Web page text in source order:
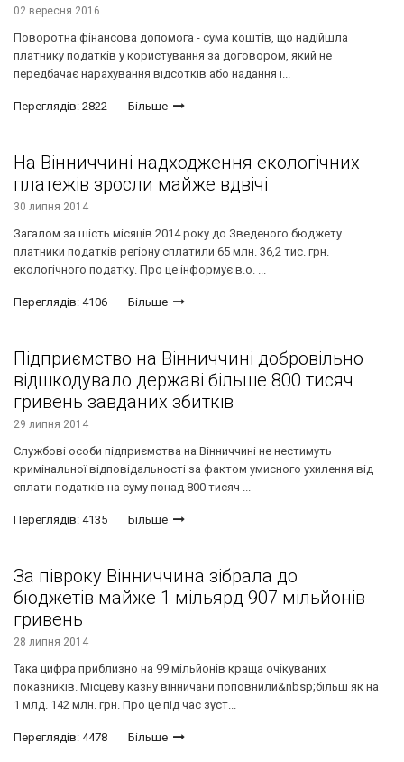
02 вересня 2016
Поворотна фінансова допомога - сума коштів, що надійшла
платнику податків у користування за договором, який не
передбачає нарахування відсотків або надання і...
Переглядів: 2822 Більше
На Вінниччині надходження екологічних
платежів зросли майже вдвічі
30 липня 2014
Загалом за шість місяців 2014 року до Зведеного бюджету
платники податків регіону сплатили 65 млн. 36,2 тис. грн.
екологічного податку. Про це інформує в.о. ...
Переглядів: 4106 Більше
Підприємство на Вінниччині добровільно
відшкодувало державі більше 800 тисяч
гривень завданих збитків
29 липня 2014
Службові особи підприємства на Вінниччині не нестимуть
кримінальної відповідальності за фактом умисного ухилення від
сплати податків на суму понад 800 тисяч ...
Переглядів: 4135 Більше
За півроку Вінниччина зібрала до
бюджетів майже 1 мільярд 907 мільйонів
гривень
28 липня 2014
Така цифра приблизно на 99 мільйонів краща очікуваних
показників. Місцеву казну вінничани поповнили&nbsp;більш як на
1 млд. 142 млн. грн. Про це під час зуст...
Переглядів: 4478 Більше